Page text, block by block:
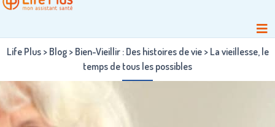
Life Plus> Blog> Bien-Vieillir : Des histoires de vie> La vieillesse, le
temps de tous les possibles